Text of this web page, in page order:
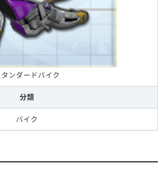
タンダードバイク
分類
バイク